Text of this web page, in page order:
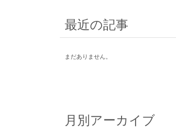
最近の記事
まだありません。
月別アーカイブ